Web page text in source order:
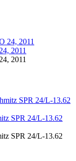
2011
2011
SPR 24/L-13.62
SPR 24/L-13.62